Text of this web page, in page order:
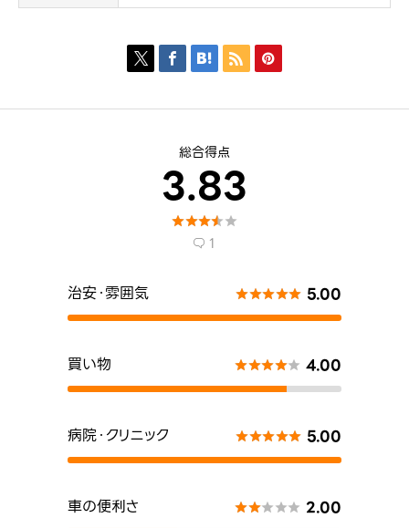
    
総合得点
3.83

 1
治安・雰囲気  5.00
買い物  4.00
病院・クリニック  5.00
車の便利さ  2.00